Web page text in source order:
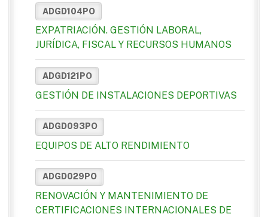
ADGD104PO
EXPATRIACIÓN. GESTIÓN LABORAL,
JURÍDICA, FISCAL Y RECURSOS HUMANOS
ADGD121PO
GESTIÓN DE INSTALACIONES DEPORTIVAS
ADGD093PO
EQUIPOS DE ALTO RENDIMIENTO
ADGD029PO
RENOVACIÓN Y MANTENIMIENTO DE
CERTIFICACIONES INTERNACIONALES DE